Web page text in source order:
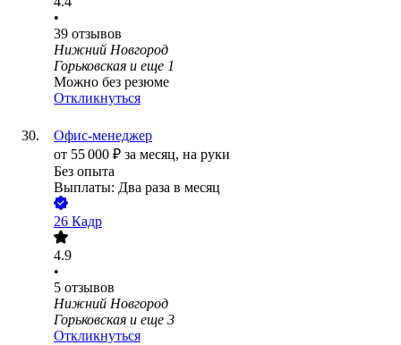
•
39 отзывов
Нижний Новгород
Горьковская и еще 1
Можно без резюме
Откликнуться
Офис-менеджер
от 55 000 ₽ за месяц, на руки
Без опыта
Выплаты: Два раза в месяц
26 Кадр
4.9
•
5 отзывов
Нижний Новгород
Горьковская и еще 3
Откликнуться